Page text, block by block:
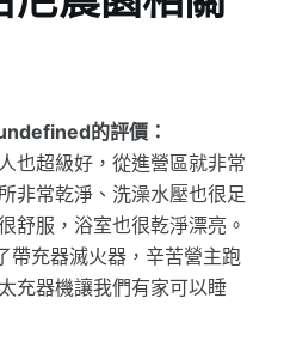
的評價：
也超級好，從進營區就非常
非常乾淨、洗澡水壓也很足
舒服，浴室也很乾淨漂亮。
充器滅火器，辛苦營主跑
充器機讓我們有家可以睡